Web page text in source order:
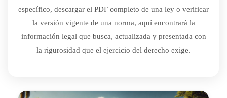
específico, descargar el PDF completo de una ley o verificar
la versión vigente de una norma, aquí encontrará la
información legal que busca, actualizada y presentada con
la rigurosidad que el ejercicio del derecho exige.